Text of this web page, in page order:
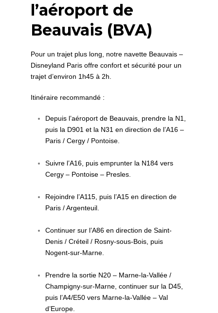
l’aéroport de
Beauvais (BVA)
Pour un trajet plus long, notre navette Beauvais –
Disneyland Paris offre confort et sécurité pour un
trajet d’environ 1h45 à 2h.
Itinéraire recommandé :
Depuis l’aéroport de Beauvais, prendre la N1,
puis la D901 et la N31 en direction de l’A16 –
Paris / Cergy / Pontoise.
Suivre l’A16, puis emprunter la N184 vers
Cergy – Pontoise – Presles.
Rejoindre l’A115, puis l’A15 en direction de
Paris / Argenteuil.
Continuer sur l’A86 en direction de Saint-
Denis / Créteil / Rosny-sous-Bois, puis
Nogent-sur-Marne.
Prendre la sortie N20 – Marne-la-Vallée /
Champigny-sur-Marne, continuer sur la D45,
puis l’A4/E50 vers Marne-la-Vallée – Val
d’Europe.